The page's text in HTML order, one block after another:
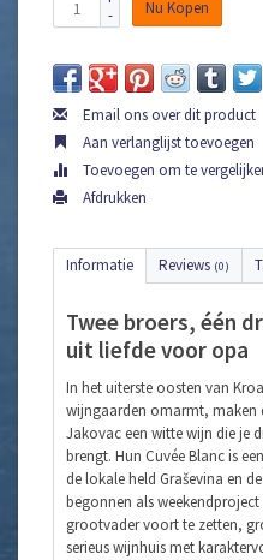
-
Nu Kopen
Email ons over dit product
Aan verlanglijst toevoegen
Toevoegen om te
Afdrukken
Informatie Reviews (0)
Twee broers, één
uit liefde voor opa
In het uiterste oosten van
wijngaarden omarmt, maken
Jakovac een witte wijn die je
brengt. Hun Cuvée Blanc is
de lokale held Graševina en
begonnen als
grootvader voort te zetten,
serieus wijnhuis met